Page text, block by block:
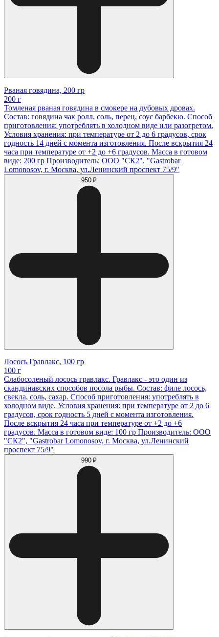
Рваная говядина, 200 гр
200 г
Томленая рваная говядина в смокере на дубовых дровах.
Состав: говядина чак ролл, соль, перец, соус барбекю. Способ
приготовления: употреблять в холодном виде или разогретом.
Условия хранения: при температуре от 2 до 6 градусов, срок
годность 14 дней с момента изготовления. После вскрытия 24
часа при температуре от +2 до +6 градусов. Масса в готовом
виде: 200 гр Производитель: ООО "СК2", "Gastrobar
Lomonosov, г. Москва, ул.Ленинский проспект 75/9"
950 ₽
Лосось Гравлакс, 100 гр
100 г
Слабосоленый лосось гравлакс. Гравлакс - это один из
скандинавских способов посола рыбы. Состав: филе лосось,
свекла, соль, сахар. Способ приготовления: употреблять в
холодном виде. Условия хранения: при температуре от 2 до 6
градусов, срок годность 5 дней с момента изготовления.
После вскрытия 24 часа при температуре от +2 до +6
градусов. Масса в готовом виде: 100 гр Производитель: ООО
"СК2", "Gastrobar Lomonosov, г. Москва, ул.Ленинский
проспект 75/9"
990 ₽